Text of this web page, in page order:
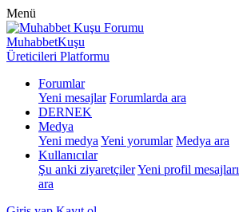
Menü
MuhabbetKuşu
Üreticileri Platformu
Forumlar
Yeni mesajlar Forumlarda ara
DERNEK
Medya
Yeni medya Yeni yorumlar Medya ara
Kullanıcılar
Şu anki ziyaretçilerYeni profil mesajları
ara